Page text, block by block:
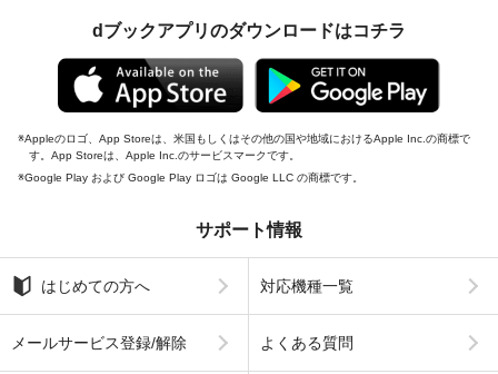
dブックアプリのダウンロードはコチラ
Appleのロゴ、App Storeは、米国もしくはその他の国や地域におけるApple Inc.の商標で
す。App Storeは、Apple Inc.のサービスマークです。
Google Play および Google Play ロゴは Google LLC の商標です。
サポート情報
はじめての方へ 対応機種一覧
メールサービス登録/解除 よくある質問